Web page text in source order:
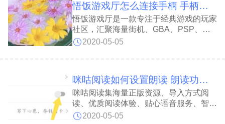
悟饭游戏厅怎么连接手柄 手柄连接教程
悟饭游戏厅是一款专注于经典游戏的玩家
社区，汇聚海量街机、GBA、PSP、
FC、PSP等经典机型游戏爱好者，可连
起来看看具体步骤吧。
2020-05-05
咪咕阅读如何设置朗读 朗读功能单独下载
咪咕阅读集海量正版资源、导入方式阅
读、优质阅读体验、贴心语音服务、智能
推荐系统五大特色于一体，让你无需长盯
2020-05-05